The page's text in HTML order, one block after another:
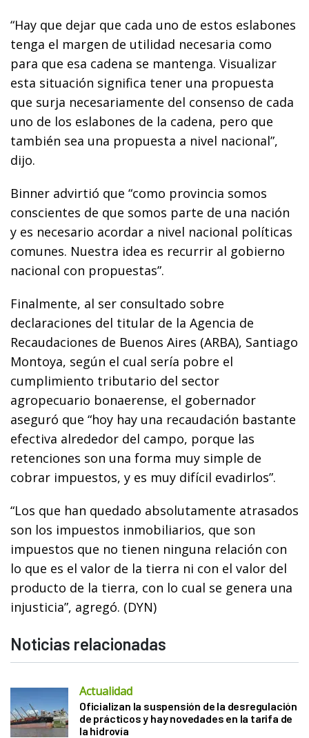
“Hay que dejar que cada uno de estos eslabones
tenga el margen de utilidad necesaria como
para que esa cadena se mantenga. Visualizar
esta situación significa tener una propuesta
que surja necesariamente del consenso de cada
uno de los eslabones de la cadena, pero que
también sea una propuesta a nivel nacional”,
dijo.
Binner advirtió que “como provincia somos
conscientes de que somos parte de una nación
y es necesario acordar a nivel nacional políticas
comunes. Nuestra idea es recurrir al gobierno
nacional con propuestas”.
Finalmente, al ser consultado sobre
declaraciones del titular de la Agencia de
Recaudaciones de Buenos Aires (ARBA), Santiago
Montoya, según el cual sería pobre el
cumplimiento tributario del sector
agropecuario bonaerense, el gobernador
aseguró que “hoy hay una recaudación bastante
efectiva alrededor del campo, porque las
retenciones son una forma muy simple de
cobrar impuestos, y es muy difícil evadirlos”.
“Los que han quedado absolutamente atrasados
son los impuestos inmobiliarios, que son
impuestos que no tienen ninguna relación con
lo que es el valor de la tierra ni con el valor del
producto de la tierra, con lo cual se genera una
injusticia”, agregó. (DYN)
Noticias relacionadas
Actualidad
Oficializan la suspensión de la desregulación
de prácticos y hay novedades en la tarifa de
la hidrovía